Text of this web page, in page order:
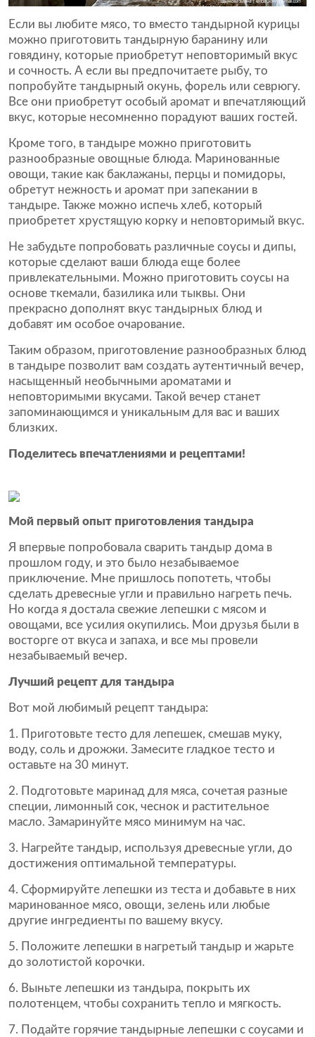
Если вы любите мясо, то вместо тандырной курицы
можно приготовить тандырную баранину или
говядину, которые приобретут неповторимый вкус
и сочность. А если вы предпочитаете рыбу, то
попробуйте тандырный окунь, форель или севрюгу.
Все они приобретут особый аромат и впечатляющий
вкус, которые несомненно порадуют ваших гостей.
Кроме того, в тандыре можно приготовить
разнообразные овощные блюда. Маринованные
овощи, такие как баклажаны, перцы и помидоры,
обретут нежность и аромат при запекании в
тандыре. Также можно испечь хлеб, который
приобретет хрустящую корку и неповторимый вкус.
Не забудьте попробовать различные соусы и дипы,
которые сделают ваши блюда еще более
привлекательными. Можно приготовить соусы на
основе ткемали, базилика или тыквы. Они
прекрасно дополнят вкус тандырных блюд и
добавят им особое очарование.
Таким образом, приготовление разнообразных блюд
в тандыре позволит вам создать аутентичный вечер,
насыщенный необычными ароматами и
неповторимыми вкусами. Такой вечер станет
запоминающимся и уникальным для вас и ваших
близких.
Поделитесь впечатлениями и рецептами!
Мой первый опыт приготовления тандыра
Я впервые попробовала сварить тандыр дома в
прошлом году, и это было незабываемое
приключение. Мне пришлось попотеть, чтобы
сделать древесные угли и правильно нагреть печь.
Но когда я достала свежие лепешки с мясом и
овощами, все усилия окупились. Мои друзья были в
восторге от вкуса и запаха, и все мы провели
незабываемый вечер.
Лучший рецепт для тандыра
Вот мой любимый рецепт тандыра:
Приготовьте тесто для лепешек, смешав муку,
воду, соль и дрожжи. Замесите гладкое тесто и
оставьте на 30 минут.
Подготовьте маринад для мяса, сочетая разные
специи, лимонный сок, чеснок и растительное
масло. Замаринуйте мясо минимум на час.
Нагрейте тандыр, используя древесные угли, до
достижения оптимальной температуры.
Сформируйте лепешки из теста и добавьте в них
маринованное мясо, овощи, зелень или любые
другие ингредиенты по вашему вкусу.
Положите лепешки в нагретый тандыр и жарьте
до золотистой корочки.
Выньте лепешки из тандыра, покрыть их
полотенцем, чтобы сохранить тепло и мягкость.
Подайте горячие тандырные лепешки с соусами и